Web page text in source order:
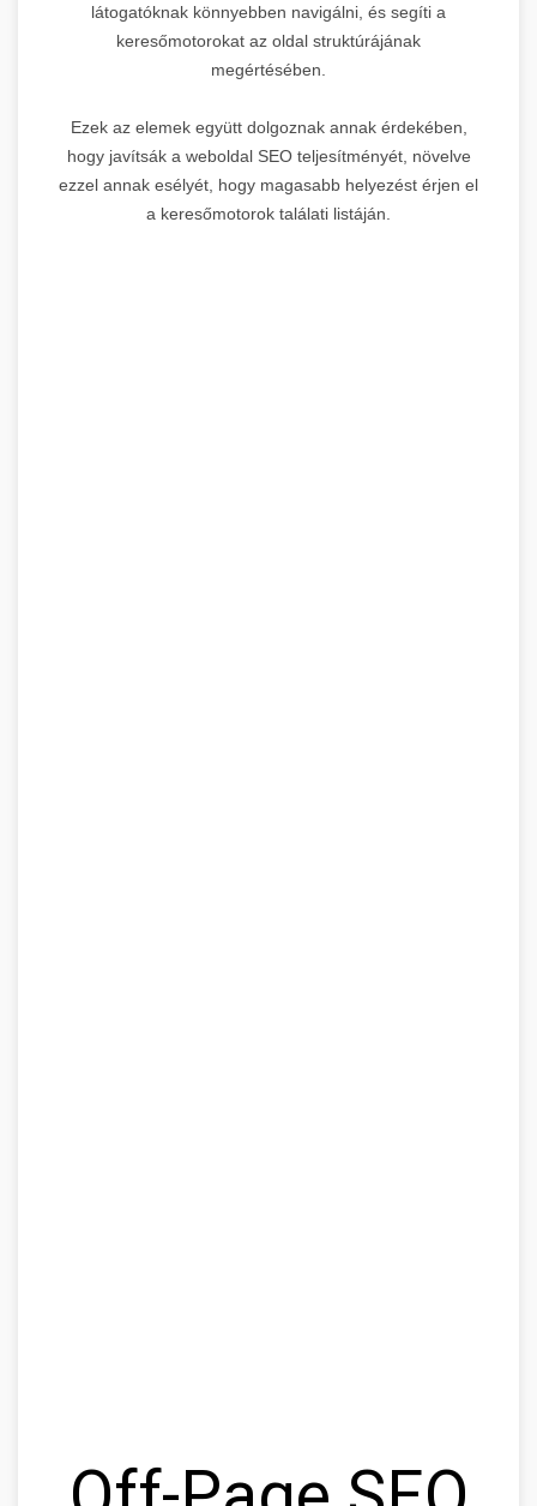
látogatóknak könnyebben navigálni, és segíti a
keresőmotorokat az oldal struktúrájának
megértésében.
Ezek az elemek együtt dolgoznak annak érdekében,
hogy javítsák a weboldal SEO teljesítményét, növelve
ezzel annak esélyét, hogy magasabb helyezést érjen el
a keresőmotorok találati listáján.